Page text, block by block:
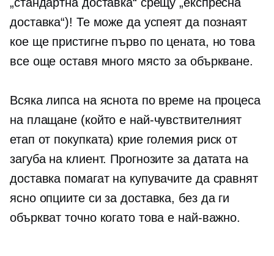
доставка“)! Те може да успеят да познаят
кое ще пристигне първо по цената, но това
все още оставя много място за объркване.
Всяка липса на яснота по време на процеса
на плащане (който е най-чувствителният
етап от покупката) крие големия риск от
загуба на клиент. Прогнозите за датата на
доставка помагат на купувачите да сравнят
ясно опциите си за доставка, без да ги
объркват точно когато това е най-важно.